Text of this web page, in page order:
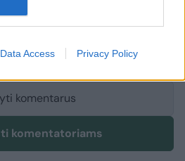
Data Access Privacy Policy
registruoti vartotojai.
vartotojų
komentaruose!
komentarus
komentatoriams